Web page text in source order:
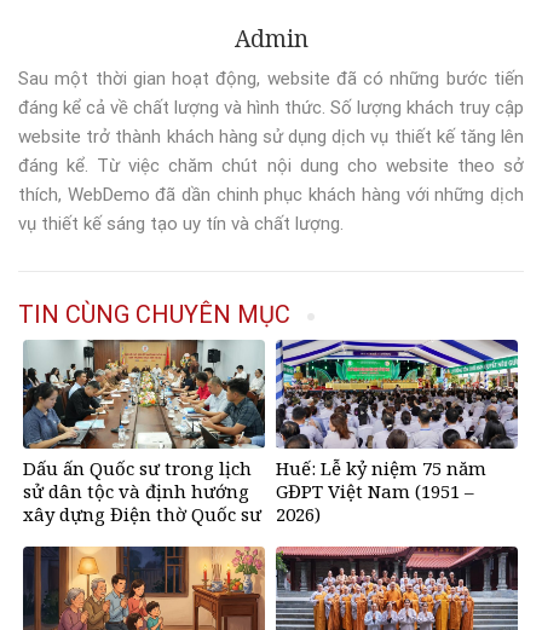
Admin
Sau một thời gian hoạt động, website đã có những bước tiến
đáng kể cả về chất lượng và hình thức. Số lượng khách truy cập
website trở thành khách hàng sử dụng dịch vụ thiết kế tăng lên
đáng kể. Từ việc chăm chút nội dung cho website theo sở
thích, WebDemo đã dần chinh phục khách hàng với những dịch
vụ thiết kế sáng tạo uy tín và chất lượng.
TIN CÙNG CHUYÊN MỤC
Dấu ấn Quốc sư trong lịch
sử dân tộc và định hướng
xây dựng Điện thờ Quốc sư
Huế: Lễ kỷ niệm 75 năm
GĐPT Việt Nam (1951 –
2026)